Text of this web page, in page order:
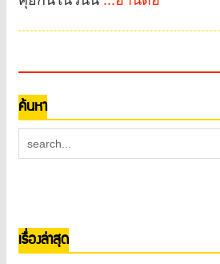
ค้นหา
เรื่องล่าสุด